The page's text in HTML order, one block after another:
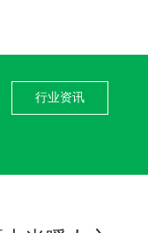
行业资讯